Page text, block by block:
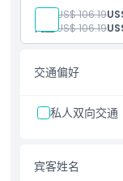
探索3D世界的
界、动物王国
无限次拍摄趣
家庭景点
免费提供防水
场消费（餐费自
成人: US$ 106.19
儿童:US$ 106.19
交通偏好
私人双向交通
宾客姓名